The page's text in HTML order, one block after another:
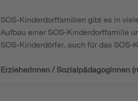
SOS-Kinderdorffamilien gibt es in
Aufbau einer SOS-Kinderdorffamilie
SOS-Kinderdörfer, auch für das
Erzieherinnen / Sozialpädagoginnen